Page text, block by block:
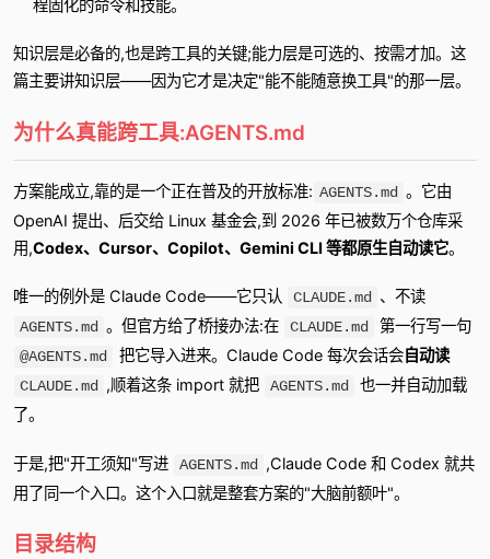
程固化的命令和技能。
知识层是必备的,也是跨工具的关键;能力层是可选的、按需才加。这
篇主要讲知识层——因为它才是决定"能不能随意换工具"的那一层。
为什么真能跨工具:AGENTS.md
方案能成立,靠的是一个正在普及的开放标准: AGENTS.md 。它由
OpenAI 提出、后交给 Linux 基金会,到 2026 年已被数万个仓库采
用,Codex、Cursor、Copilot、Gemini CLI 等都原生自动读它。
唯一的例外是 Claude Code——它只认 CLAUDE.md 、不读
AGENTS.md 。但官方给了桥接办法:在 CLAUDE.md 第一行写一句
@AGENTS.md 把它导入进来。Claude Code 每次会话会自动读
CLAUDE.md ,顺着这条 import 就把 AGENTS.md
也一并自动加载
了。
于是,把"开工须知"写进 AGENTS.md
,Claude Code 和 Codex 就共
用了同一个入口。这个入口就是整套方案的"大脑前额叶"。
目录结构